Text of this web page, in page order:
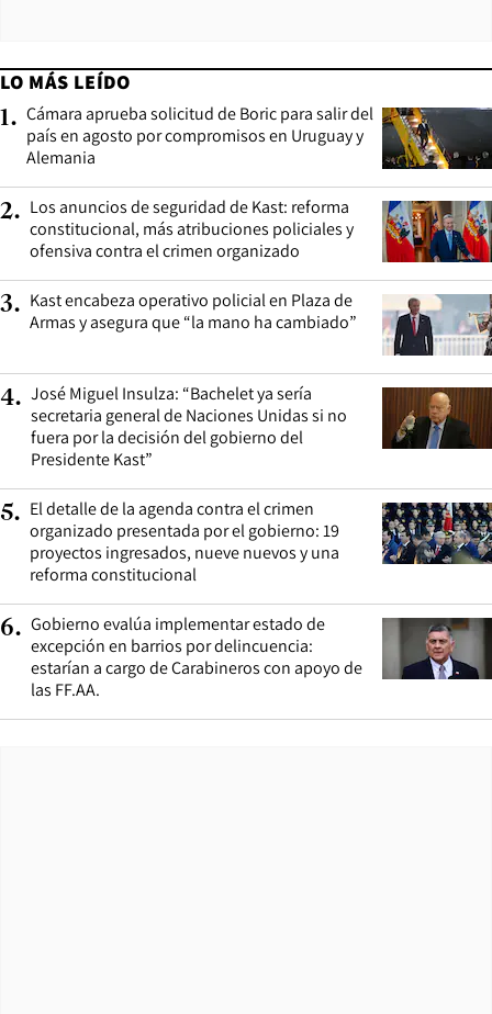
LO MÁS LEÍDO
1. Cámara aprueba solicitud de Boric para salir del
país en agosto por compromisos en Uruguay y
Alemania
2. Los anuncios de seguridad de Kast: reforma
constitucional, más atribuciones policiales y
ofensiva contra el crimen organizado
3. Kast encabeza operativo policial en Plaza de
Armas y asegura que “la mano ha cambiado”
4. José Miguel Insulza: “Bachelet ya sería
secretaria general de Naciones Unidas si no
fuera por la decisión del gobierno del
Presidente Kast”
5. El detalle de la agenda contra el crimen
organizado presentada por el gobierno: 19
proyectos ingresados, nueve nuevos y una
reforma constitucional
6. Gobierno evalúa implementar estado de
excepción en barrios por delincuencia:
estarían a cargo de Carabineros con apoyo de
las FF.AA.